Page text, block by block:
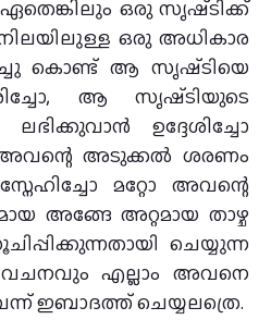
ഒരു സൃഷ്‌ടിക്ക്
ഒരു അധികാര
കൊണ്ട് ആ സൃഷ്‌ടിയെ
ആ സൃഷ്‌ടിയുടെ
ഉദ്ദേശിച്ചോ
അവന്റെ അടുക്കൽ ശരണം
മറ്റോ അവന്റെ
അങ്ങേ അറ്റമായ താഴ്ച‌
ചെയ്യുന്ന
വചനവും എല്ലാം അവനെ
ഇബാദത്ത് ചെയ്യലത്രെ.